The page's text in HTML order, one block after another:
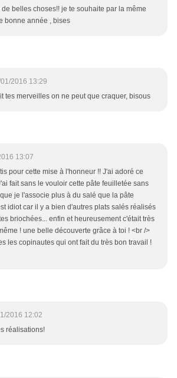
de belles choses!! je te souhaite par la même
bonne année , bises
2016 13:29
tes merveilles on ne peut que craquer, bisous
13:07
pour cette mise à l'honneur !! J'ai adoré ce
fait sans le vouloir cette pâte feuilletée sans
je l'associe plus à du salé que la pâte
idiot car il y a bien d'autres plats salés réalisés
briochées... enfin et heureusement c'était très
! une belle découverte grâce à toi ! <br />
les copinautes qui ont fait du très bon travail !
2016 12:02
réalisations!